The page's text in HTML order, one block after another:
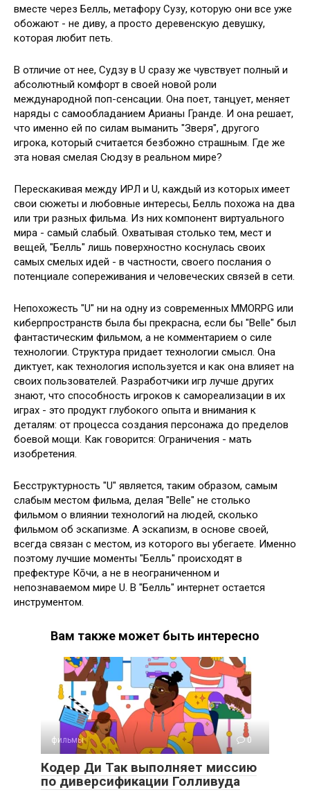
вместе через Белль, метафору Сузу, которую они все уже
обожают - не диву, а просто деревенскую девушку,
которая любит петь.
В отличие от нее, Судзу в U сразу же чувствует полный и
абсолютный комфорт в своей новой роли
международной поп-сенсации. Она поет, танцует, меняет
наряды с самообладанием Арианы Гранде. И она решает,
что именно ей по силам выманить "Зверя", другого
игрока, который считается безбожно страшным. Где же
эта новая смелая Сюдзу в реальном мире?
Перескакивая между ИРЛ и U, каждый из которых имеет
свои сюжеты и любовные интересы, Белль похожа на два
или три разных фильма. Из них компонент виртуального
мира - самый слабый. Охватывая столько тем, мест и
вещей, "Белль" лишь поверхностно коснулась своих
самых смелых идей - в частности, своего послания о
потенциале сопереживания и человеческих связей в сети.
Непохожесть "U" ни на одну из современных MMORPG или
киберпространств была бы прекрасна, если бы "Belle" был
фантастическим фильмом, а не комментарием о силе
технологии. Структура придает технологии смысл. Она
диктует, как технология используется и как она влияет на
своих пользователей. Разработчики игр лучше других
знают, что способность игроков к самореализации в их
играх - это продукт глубокого опыта и внимания к
деталям: от процесса создания персонажа до пределов
боевой мощи. Как говорится: Ограничения - мать
изобретения.
Бесструктурность "U" является, таким образом, самым
слабым местом фильма, делая "Belle" не столько
фильмом о влиянии технологий на людей, сколько
фильмом об эскапизме. А эскапизм, в основе своей,
всегда связан с местом, из которого вы убегаете. Именно
поэтому лучшие моменты "Белль" происходят в
префектуре Кōчи, а не в неограниченном и
непознаваемом мире U. В "Белль" интернет остается
инструментом.
Вам также может быть интересно
фильмы 0
Кодер Ди Так выполняет миссию
по диверсификации Голливуда